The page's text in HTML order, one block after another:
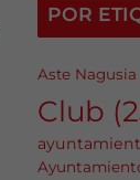
POR
Aste Nagusia
Club